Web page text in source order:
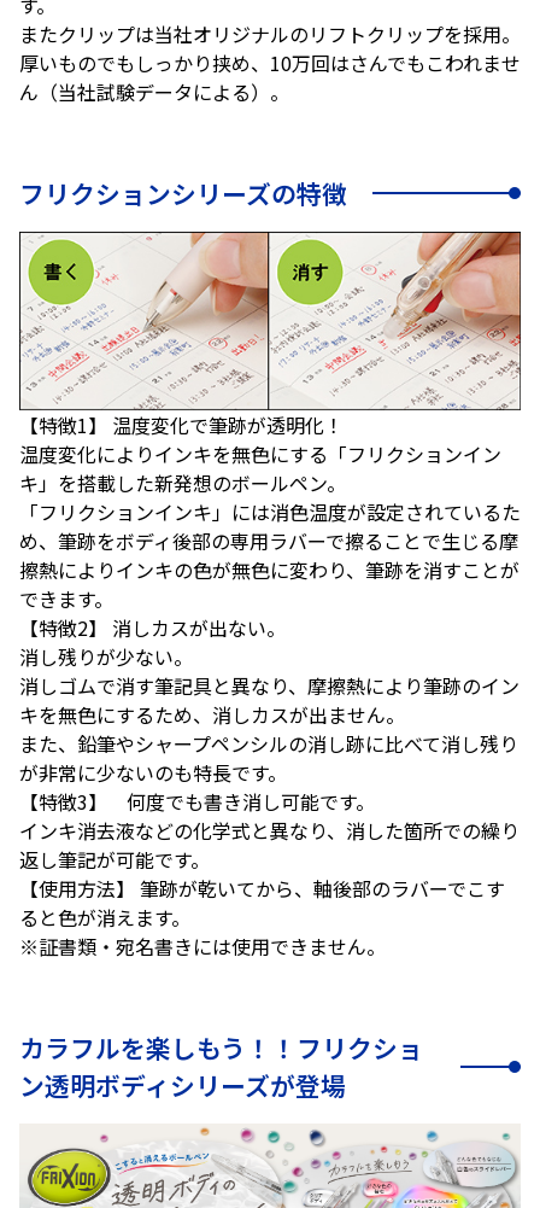
またクリップは当社オリジナルのリフトクリップを採用。
厚いものでもしっかり挟め、10万回はさんでもこわれませ
ん（当社試験データによる）。
フリクションシリーズの特徴
【特徴1】 温度変化で筆跡が透明化！
温度変化によりインキを無色にする「フリクションイン
キ」を搭載した新発想のボールペン。
「フリクションインキ」には消色温度が設定されているた
め、筆跡をボディ後部の専用ラバーで擦ることで生じる摩
擦熱によりインキの色が無色に変わり、筆跡を消すことが
できます。
【特徴2】 消しカスが出ない。
消し残りが少ない。
消しゴムで消す筆記具と異なり、摩擦熱により筆跡のイン
キを無色にするため、消しカスが出ません。
また、鉛筆やシャープペンシルの消し跡に比べて消し残り
が非常に少ないのも特長です。
【特徴3】 何度でも書き消し可能です。
インキ消去液などの化学式と異なり、消した箇所での繰り
返し筆記が可能です。
【使用方法】 筆跡が乾いてから、軸後部のラバーでこす
ると色が消えます。
※証書類・宛名書きには使用できません。
カラフルを楽しもう！！フリクショ
ン透明ボディシリーズが登場